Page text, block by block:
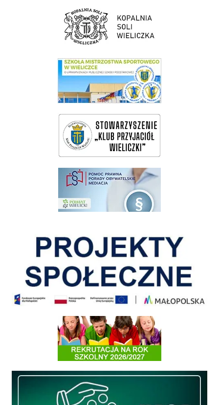
link do strony Kopalni Soli Wieliczka
link do SMS Wieliczka
wieliczka-wieliczanie na bis
pomoc prawna wieliczka
Informacja o terminach rekrutacji na rok szkolny 2026/2027
Międzyzakładowa Kasa Zapomogowo - Pożyczkowa